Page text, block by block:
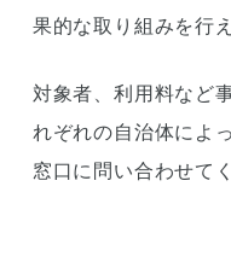
果的な取り組みを行
対象者、利用料など
れぞれの自治体によ
窓口に問い合わせて